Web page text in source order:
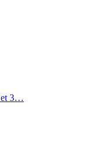
et 3…